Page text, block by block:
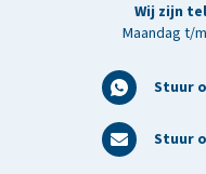
Wij zijn
Maandag t/
Stuur
Stuur